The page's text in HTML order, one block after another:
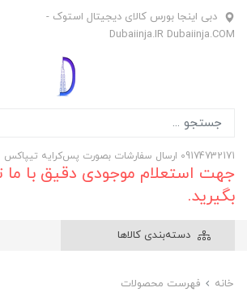
دبی اینجا بورس کالای دیجیتال استوک -
Dubaiinja.IR Dubaiinja.COM
09174732171 ارسال سفارشات بصورت پس‌کرایه تیپاکس
جهت استعلام موجودی دقیق با
بگیرید.
دسته‌بندی کالاها
خانه
فهرست محصولات